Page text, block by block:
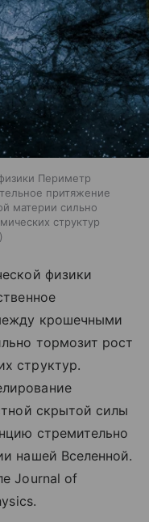
Периметр
притяжение
материи сильно
структур
физики
крошечными
тормозит рост
структур.
скрытой силы
стремительно
нашей Вселенной.
Journal of